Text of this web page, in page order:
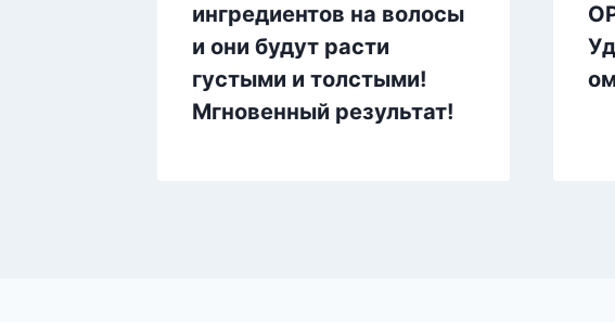
ингредиентов на волосы
и они будут расти
густыми и толстыми!
Мгновенный результат!